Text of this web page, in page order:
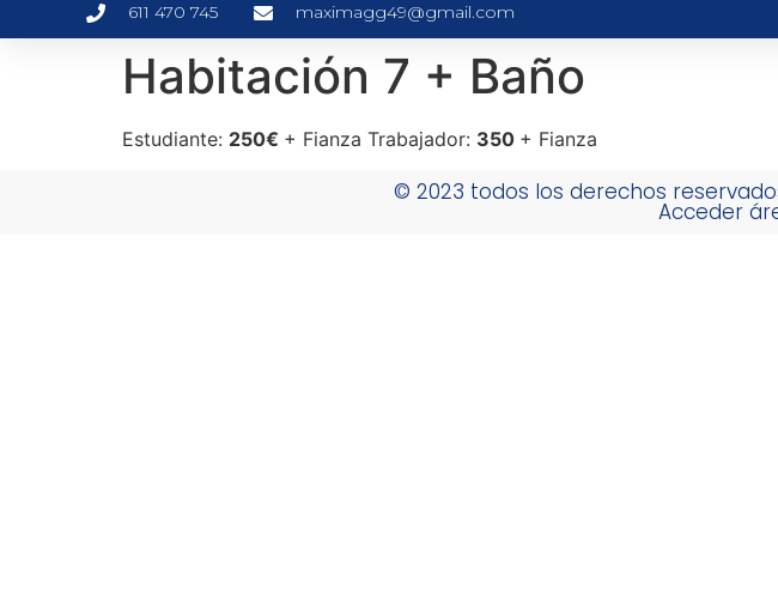
611 470 745 maximagg49@gmail.com
Habitación 7 + Baño
Estudiante: 250€ + Fianza Trabajador: 350 + Fianza
© 2023 todos los derechos
Acceder